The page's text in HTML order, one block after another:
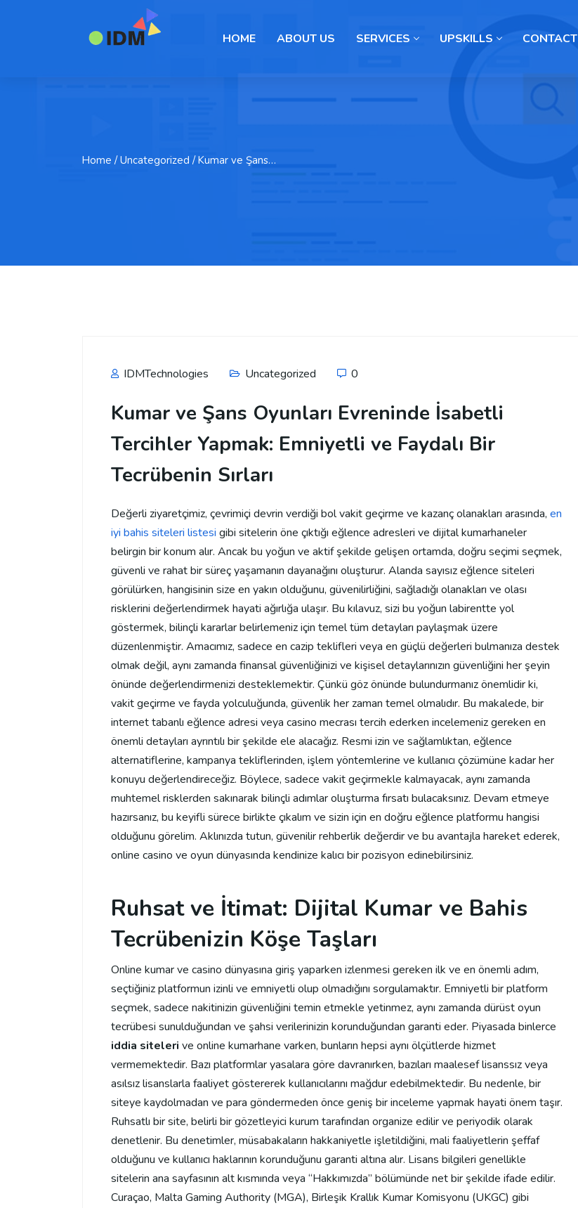
HOME ABOUT US SERVICES UPSKILLS CONTACT
Home / Uncategorized / Kumar ve Şans…
IDMTechnologies Uncategorized 0
Kumar ve Şans Oyunları Evreninde İsabetli
Tercihler Yapmak: Emniyetli ve Faydalı Bir
Tecrübenin Sırları
Değerli ziyaretçimiz, çevrimiçi devrin verdiği bol vakit geçirme ve kazanç olanakları arasında, en
iyi bahis siteleri listesi gibi sitelerin öne çıktığı eğlence adresleri ve dijital kumarhaneler
belirgin bir konum alır. Ancak bu yoğun ve aktif şekilde gelişen ortamda, doğru seçimi seçmek,
güvenli ve rahat bir süreç yaşamanın dayanağını oluşturur. Alanda sayısız eğlence siteleri
görülürken, hangisinin size en yakın olduğunu, güvenilirliğini, sağladığı olanakları ve olası
risklerini değerlendirmek hayati ağırlığa ulaşır. Bu kılavuz, sizi bu yoğun labirentte yol
göstermek, bilinçli kararlar belirlemeniz için temel tüm detayları paylaşmak üzere
düzenlenmiştir. Amacımız, sadece en cazip teklifleri veya en güçlü değerleri bulmanıza destek
olmak değil, aynı zamanda finansal güvenliğinizi ve kişisel detaylarınızın güvenliğini her şeyin
önünde değerlendirmenizi desteklemektir. Çünkü göz önünde bulundurmanız önemlidir ki,
vakit geçirme ve fayda yolculuğunda, güvenlik her zaman temel olmalıdır. Bu makalede, bir
internet tabanlı eğlence adresi veya casino mecrası tercih ederken incelemeniz gereken en
önemli detayları ayrıntılı bir şekilde ele alacağız. Resmi izin ve sağlamlıktan, eğlence
alternatiflerine, kampanya tekliflerinden, işlem yöntemlerine ve kullanıcı çözümüne kadar her
konuyu değerlendireceğiz. Böylece, sadece vakit geçirmekle kalmayacak, aynı zamanda
muhtemel risklerden sakınarak bilinçli adımlar oluşturma fırsatı bulacaksınız. Devam etmeye
hazırsanız, bu keyifli sürece birlikte çıkalım ve sizin için en doğru eğlence platformu hangisi
olduğunu görelim. Aklınızda tutun, güvenilir rehberlik değerdir ve bu avantajla hareket ederek,
online casino ve oyun dünyasında kendinize kalıcı bir pozisyon edinebilirsiniz.
Ruhsat ve İtimat: Dijital Kumar ve Bahis
Tecrübenizin Köşe Taşları
Online kumar ve casino dünyasına giriş yaparken izlenmesi gereken ilk ve en önemli adım,
seçtiğiniz platformun izinli ve emniyetli olup olmadığını sorgulamaktır. Emniyetli bir platform
seçmek, sadece nakitinizin güvenliğini temin etmekle yetinmez, aynı zamanda dürüst oyun
tecrübesi sunulduğundan ve şahsi verilerinizin korunduğundan garanti eder. Piyasada binlerce
iddia siteleri ve online kumarhane varken, bunların hepsi aynı ölçütlerde hizmet
vermemektedir. Bazı platformlar yasalara göre davranırken, bazıları maalesef lisanssız veya
asılsız lisanslarla faaliyet göstererek kullanıcılarını mağdur edebilmektedir. Bu nedenle, bir
siteye kaydolmadan ve para göndermeden önce geniş bir inceleme yapmak hayati önem taşır.
Ruhsatlı bir site, belirli bir gözetleyici kurum tarafından organize edilir ve periyodik olarak
denetlenir. Bu denetimler, müsabakaların hakkaniyetle işletildiğini, mali faaliyetlerin şeffaf
olduğunu ve kullanıcı haklarının korunduğunu garanti altına alır. Lisans bilgileri genellikle
sitelerin ana sayfasının alt kısmında veya “Hakkımızda” bölümünde net bir şekilde ifade edilir.
Curaçao, Malta Gaming Authority (MGA), Birleşik Krallık Kumar Komisyonu (UKGC) gibi